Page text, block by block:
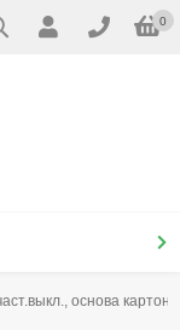
0
основа картон